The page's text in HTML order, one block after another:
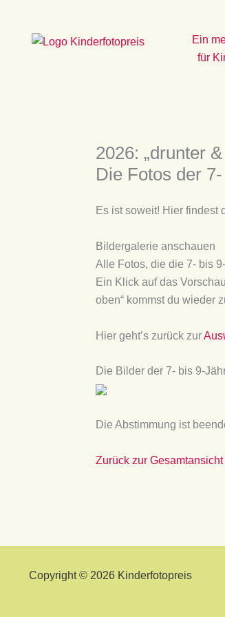
springen
Ein
für
2026: „drunter
Die Fotos der
Es ist soweit! Hier findest
Bildergalerie anschauen
Alle Fotos, die die 7- bis
Ein Klick auf das
oben“ kommst du wieder
Hier geht’s zurück zur
Die Bilder der 7- bis 9-
Die Abstimmung ist
Zurück zur
Copyright © 2026 Kinderfotopreis